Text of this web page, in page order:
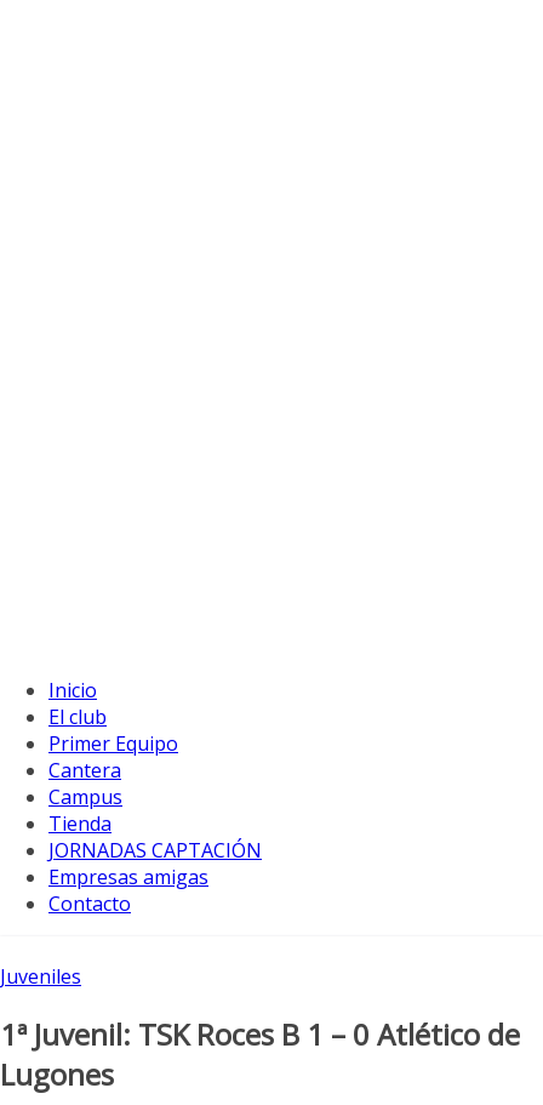
Inicio
El club
Primer Equipo
Cantera
Campus
Tienda
JORNADAS CAPTACIÓN
Empresas amigas
Contacto
Juveniles
1ª Juvenil: TSK Roces B 1 – 0 Atlético de
Lugones